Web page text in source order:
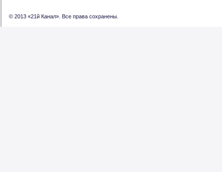
© 2013 «21й Канал». Все права сохранены.